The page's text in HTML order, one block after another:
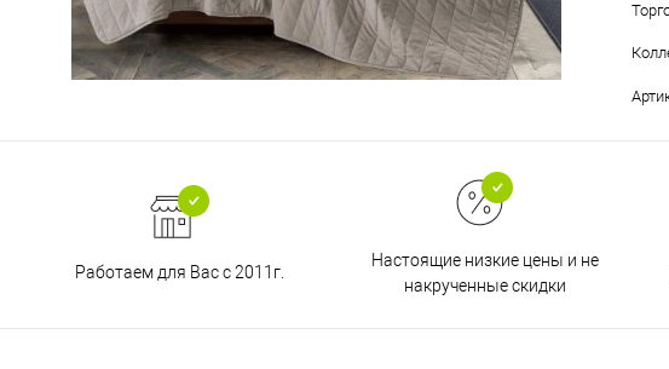
Работаем для Вас с 2011г.
Настоящие низкие цены и не
накрученные скидки